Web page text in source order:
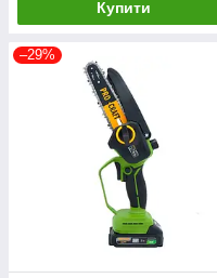
Купити
–29%